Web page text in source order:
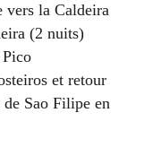
la Caldeira
(2 nuits)
et retour
de Sao Filipe en